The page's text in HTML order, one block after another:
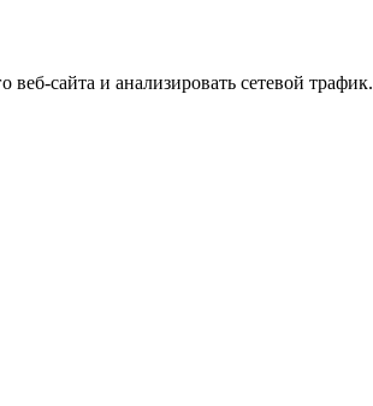
сайта и анализировать сетевой трафик.